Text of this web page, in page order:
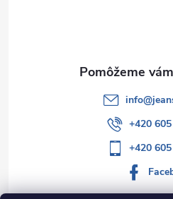
info@
+420
+420